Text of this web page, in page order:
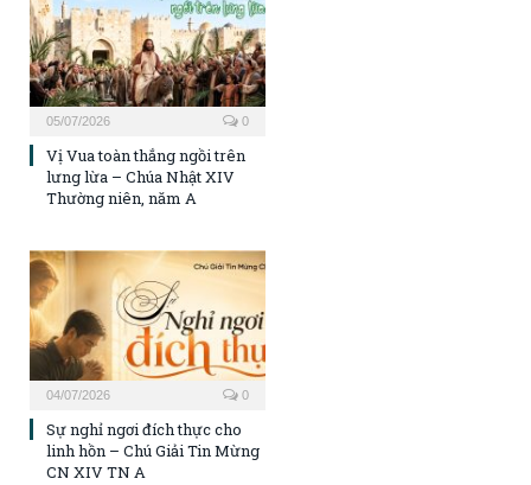
05/07/2026 0
Vị Vua toàn thắng ngồi trên
lưng lừa – Chúa Nhật XIV
Thường niên, năm A
04/07/2026 0
Sự nghỉ ngơi đích thực cho
linh hồn – Chú Giải Tin Mừng
CN XIV TN A